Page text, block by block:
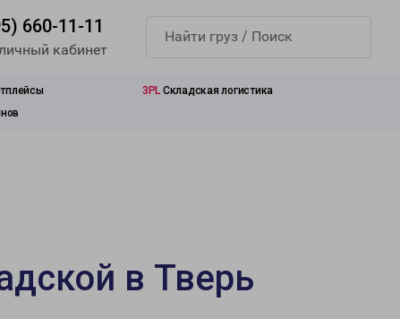
660-11-11
кабинет
3PL Складская логистика
в Тверь